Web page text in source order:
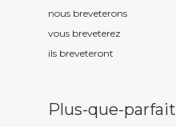
nous breveterons
vous breveterez
ils breveteront
Plus-que-parfait